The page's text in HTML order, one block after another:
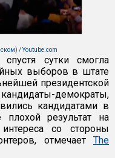
/ Youtube.com
сутки смогла
выборов в штате
президентской
демократы,
кандидатами в
результат на
со стороны
отмечает The